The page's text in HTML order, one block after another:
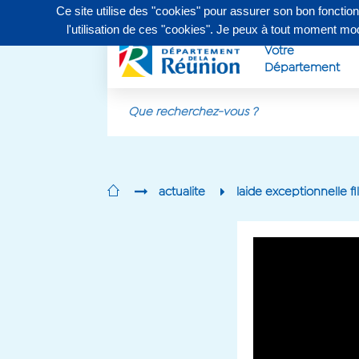
Contactez-nous au 0262 90 30 30, du lundi au
Votre
Département
actualite laide exceptionnelle
Ce site utilise des "cookies" pour assurer son bon
l'utilisation de ces "cookies". Je peux à tout moment